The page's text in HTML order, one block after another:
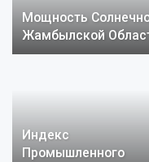
Мощность
Жамбылской
Индекс
Промышленного